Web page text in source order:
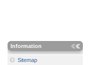
Information
Sitemap